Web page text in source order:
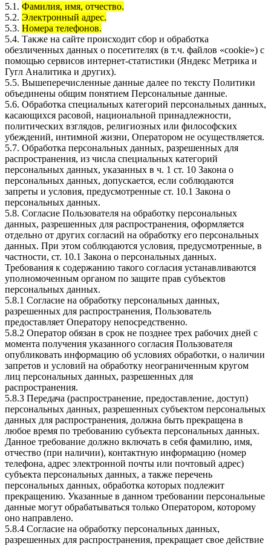
5.1. Фамилия, имя, отчество.
5.2. Электронный адрес.
5.3. Номера телефонов.
5.4. Также на сайте происходит сбор и обработка
обезличенных данных о посетителях (в т.ч. файлов «cookie») с
помощью сервисов интернет-статистики (Яндекс Метрика и
Гугл Аналитика и других).
5.5. Вышеперечисленные данные далее по тексту Политики
объединены общим понятием Персональные данные.
5.6. Обработка специальных категорий персональных данных,
касающихся расовой, национальной принадлежности,
политических взглядов, религиозных или философских
убеждений, интимной жизни, Оператором не осуществляется.
5.7. Обработка персональных данных, разрешенных для
распространения, из числа специальных категорий
персональных данных, указанных в ч. 1 ст. 10 Закона о
персональных данных, допускается, если соблюдаются
запреты и условия, предусмотренные ст. 10.1 Закона о
персональных данных.
5.8. Согласие Пользователя на обработку персональных
данных, разрешенных для распространения, оформляется
отдельно от других согласий на обработку его персональных
данных. При этом соблюдаются условия, предусмотренные, в
частности, ст. 10.1 Закона о персональных данных.
Требования к содержанию такого согласия устанавливаются
уполномоченным органом по защите прав субъектов
персональных данных.
5.8.1 Согласие на обработку персональных данных,
разрешенных для распространения, Пользователь
предоставляет Оператору непосредственно.
5.8.2 Оператор обязан в срок не позднее трех рабочих дней с
момента получения указанного согласия Пользователя
опубликовать информацию об условиях обработки, о наличии
запретов и условий на обработку неограниченным кругом
лиц персональных данных, разрешенных для
распространения.
5.8.3 Передача (распространение, предоставление, доступ)
персональных данных, разрешенных субъектом персональных
данных для распространения, должна быть прекращена в
любое время по требованию субъекта персональных данных.
Данное требование должно включать в себя фамилию, имя,
отчество (при наличии), контактную информацию (номер
телефона, адрес электронной почты или почтовый адрес)
субъекта персональных данных, а также перечень
персональных данных, обработка которых подлежит
прекращению. Указанные в данном требовании персональные
данные могут обрабатываться только Оператором, которому
оно направлено.
5.8.4 Согласие на обработку персональных данных,
разрешенных для распространения, прекращает свое действие